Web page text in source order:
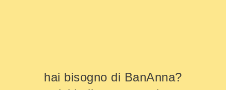
hai bisogno di BanAnna?